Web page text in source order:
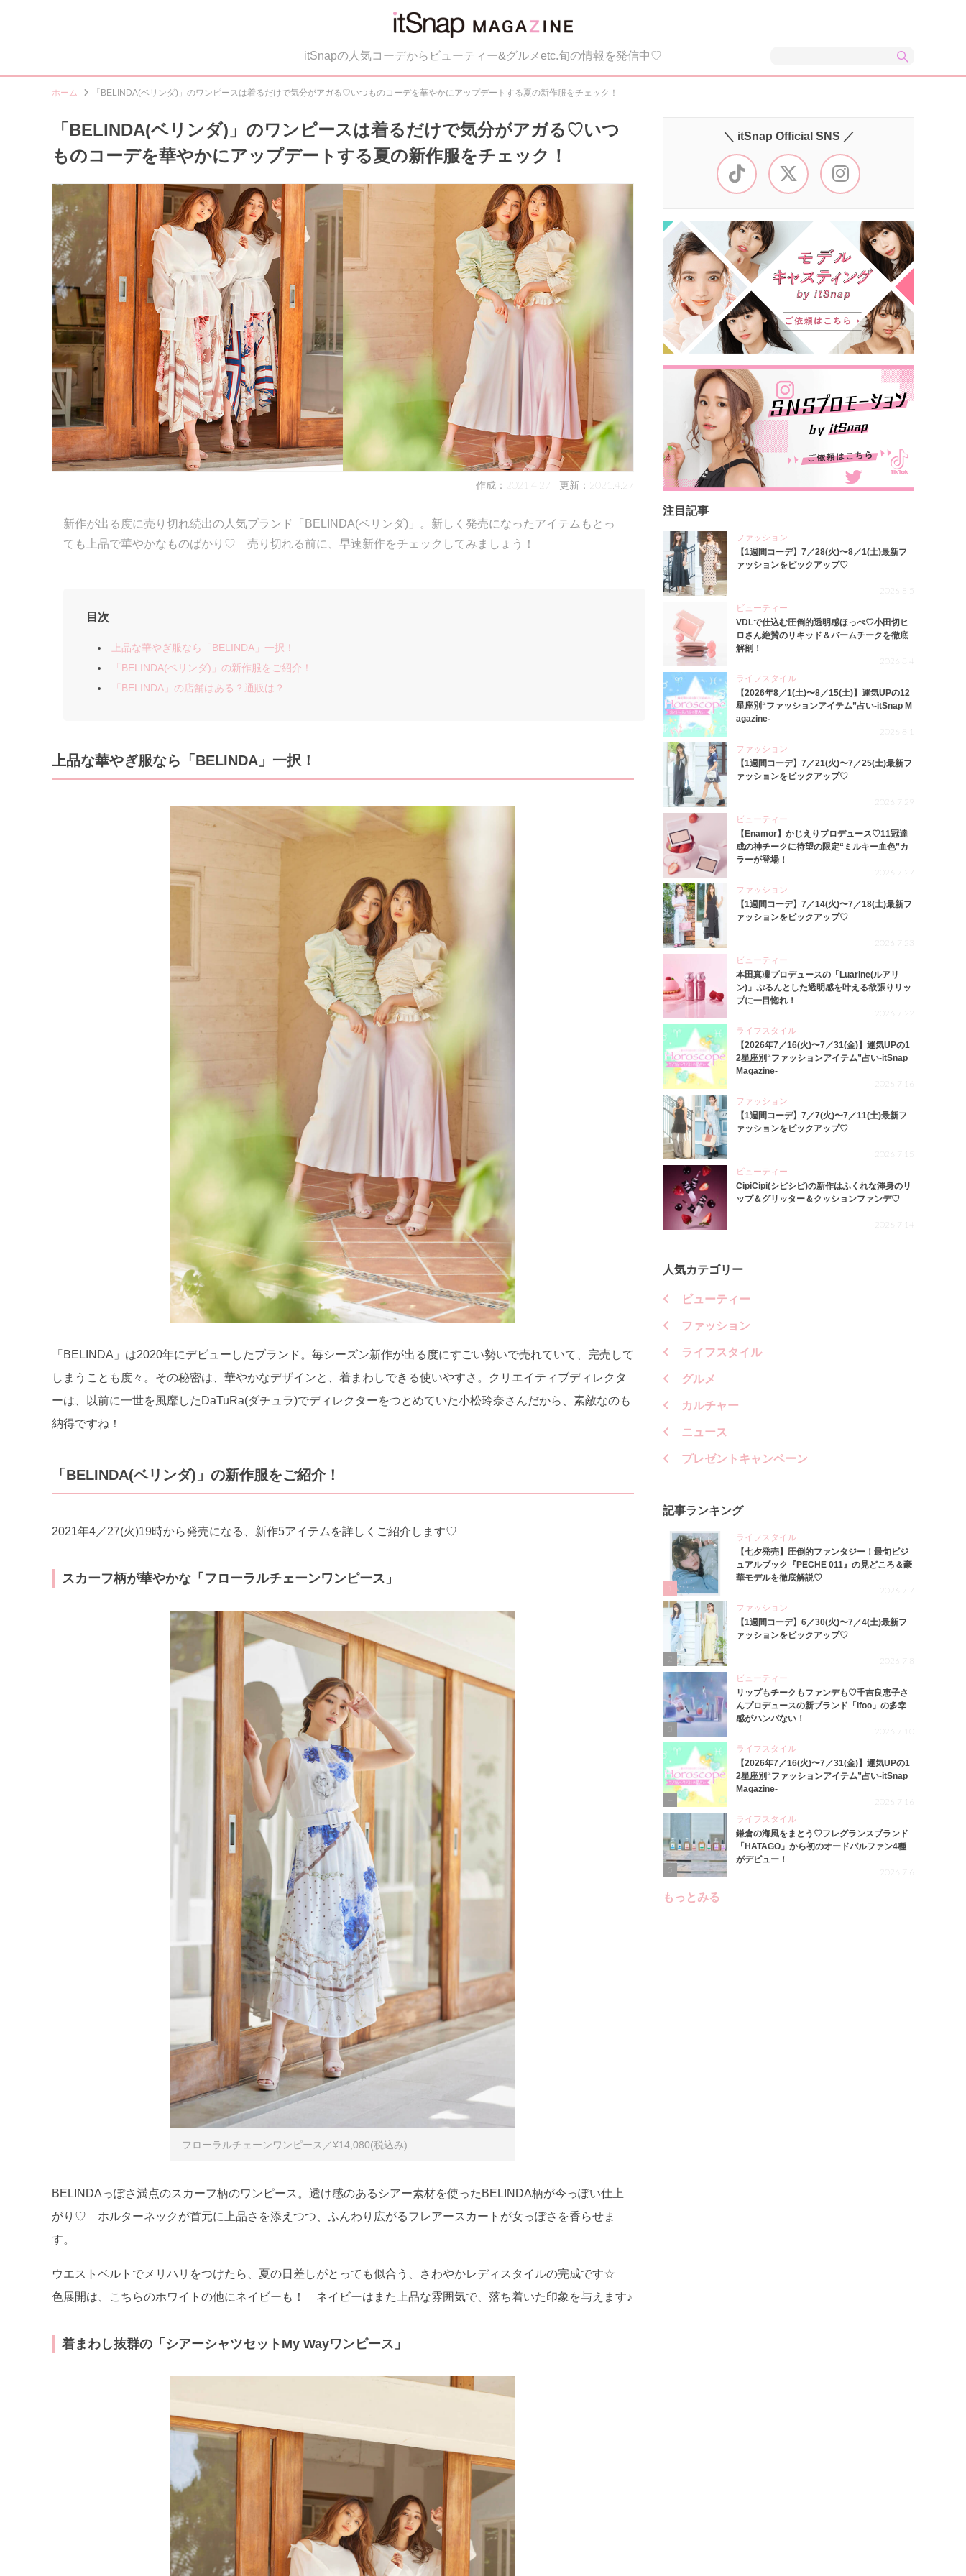
itSnapの人気コーデからビューティー&グルメetc.旬の情報を発信中♡
ホーム 「BELINDA(ベリンダ)」のワンピースは着るだけで気分がアガる♡いつものコーデを華やかにアップデートする夏の新作服をチェック！
「BELINDA(ベリンダ)」のワンピースは着るだけで気分がアガる♡いつ
ものコーデを華やかにアップデートする夏の新作服をチェック！
作成：2021.4.27 更新：2021.4.27
新作が出る度に売り切れ続出の人気ブランド「BELINDA(ベリンダ)」。新しく発売になったアイテムもとっ
ても上品で華やかなものばかり♡ 売り切れる前に、早速新作をチェックしてみましょう！
目次
上品な華やぎ服なら「BELINDA」一択！
「BELINDA(ベリンダ)」の新作服をご紹介！
「BELINDA」の店舗はある？通販は？
上品な華やぎ服なら「BELINDA」一択！
「BELINDA」は2020年にデビューしたブランド。毎シーズン新作が出る度にすごい勢いで売れていて、完売して
しまうことも度々。その秘密は、華やかなデザインと、着まわしできる使いやすさ。クリエイティブディレクタ
ーは、以前に一世を風靡したDaTuRa(ダチュラ)でディレクターをつとめていた小松玲奈さんだから、素敵なのも
納得ですね！
「BELINDA(ベリンダ)」の新作服をご紹介！
2021年4／27(火)19時から発売になる、新作5アイテムを詳しくご紹介します♡
スカーフ柄が華やかな「フローラルチェーンワンピース」
フローラルチェーンワンピース／¥14,080(税込み)
BELINDAっぽさ満点のスカーフ柄のワンピース。透け感のあるシアー素材を使ったBELINDA柄が今っぽい仕上
がり♡ ホルターネックが首元に上品さを添えつつ、ふんわり広がるフレアースカートが女っぽさを香らせま
す。
ウエストベルトでメリハリをつけたら、夏の日差しがとっても似合う、さわやかレディスタイルの完成です☆
色展開は、こちらのホワイトの他にネイビーも！ ネイビーはまた上品な雰囲気で、落ち着いた印象を与えます♪
着まわし抜群の「シアーシャツセットMy Wayワンピース」
＼ itSnap Official SNS ／
注目記事
ファッション
【1週間コーデ】7／28(火)〜8／1(土)最新フ
ァッションをピックアップ♡
2026.8.5
ビューティー
VDLで仕込む圧倒的透明感ほっぺ♡小田切ヒ
ロさん絶賛のリキッド＆バームチークを徹底
解剖！
2026.8.4
ライフスタイル
【2026年8／1(土)〜8／15(土)】運気UPの12
星座別“ファッションアイテム”占い-itSnap M
agazine-
2026.8.1
ファッション
【1週間コーデ】7／21(火)〜7／25(土)最新フ
ァッションをピックアップ♡
2026.7.29
ビューティー
【Enamor】かじえりプロデュース♡11冠達
成の神チークに待望の限定“ミルキー血色”カ
ラーが登場！
2026.7.27
ファッション
【1週間コーデ】7／14(火)〜7／18(土)最新フ
ァッションをピックアップ♡
2026.7.23
ビューティー
本田真凜プロデュースの「Luarine(ルアリ
ン)」ぷるんとした透明感を叶える欲張りリッ
プに一目惚れ！
2026.7.22
ライフスタイル
【2026年7／16(火)〜7／31(金)】運気UPの1
2星座別“ファッションアイテム”占い-itSnap
Magazine-
2026.7.16
ファッション
【1週間コーデ】7／7(火)〜7／11(土)最新フ
ァッションをピックアップ♡
2026.7.15
ビューティー
CipiCipi(シピシピ)の新作はふくれな渾身のリ
ップ＆グリッター＆クッションファンデ♡
2026.7.14
人気カテゴリー
ビューティー
ファッション
ライフスタイル
グルメ
カルチャー
ニュース
プレゼントキャンペーン
記事ランキング
ライフスタイル
【七夕発売】圧倒的ファンタジー！最旬ビジ
ュアルブック『PECHE 011』の見どころ＆豪
華モデルを徹底解説♡
2026.7.7
ファッション
【1週間コーデ】6／30(火)〜7／4(土)最新フ
ァッションをピックアップ♡
2026.7.8
3
ビューティー
リップもチークもファンデも♡千吉良恵子さ
んプロデュースの新ブランド「ifoo」の多幸
感がハンパない！
2026.7.10
4
ライフスタイル
【2026年7／16(火)〜7／31(金)】運気UPの1
2星座別“ファッションアイテム”占い-itSnap
Magazine-
2026.7.16
ライフスタイル
鎌倉の海風をまとう♡フレグランスブランド
「HATAGO」から初のオードパルファン4種
がデビュー！
2026.7.6
もっとみる